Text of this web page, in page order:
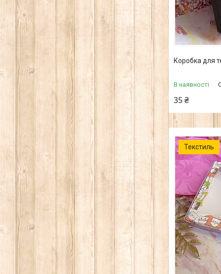
Коробка для
В наявності
35 ₴
Текстиль